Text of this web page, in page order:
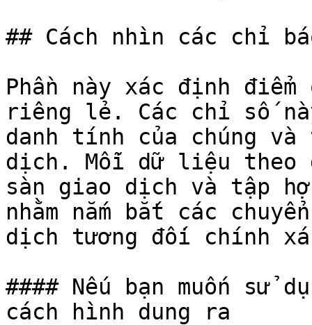
## Cách nhìn các chỉ
Phần này xác định
riêng lẻ. Các chỉ số
danh tính của chúng
dịch. Mỗi dữ liệu theo
sàn giao dịch và tập
nhằm nắm bắt các
dịch tương đối chính
#### Nếu bạn muốn sử
cách hình dung ra